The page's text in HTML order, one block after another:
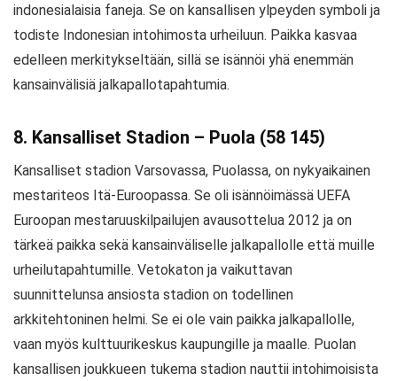
indonesialaisia faneja. Se on kansallisen ylpeyden symboli ja
todiste Indonesian intohimosta urheiluun. Paikka kasvaa
edelleen merkitykseltään, sillä se isännöi yhä enemmän
kansainvälisiä jalkapallotapahtumia.
8. Kansalliset Stadion – Puola (58 145)
Kansalliset stadion Varsovassa, Puolassa, on nykyaikainen
mestariteos Itä-Euroopassa. Se oli isännöimässä UEFA
Euroopan mestaruuskilpailujen avausottelua 2012 ja on
tärkeä paikka sekä kansainväliselle jalkapallolle että muille
urheilutapahtumille. Vetokaton ja vaikuttavan
suunnittelunsa ansiosta stadion on todellinen
arkkitehtoninen helmi. Se ei ole vain paikka jalkapallolle,
vaan myös kulttuurikeskus kaupungille ja maalle. Puolan
kansallisen joukkueen tukema stadion nauttii intohimoisista